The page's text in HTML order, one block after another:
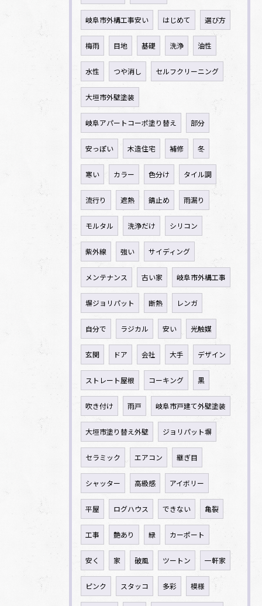
岐阜市外構工事安い はじめて 選び方
梅雨 目地 基礎 洗浄 油性
水性 つや消し セルフクリーニング
大垣市外壁塗装
岐阜アパートコーポ塗り替え 部分
安っぽい 木造住宅 補修 冬
寒い カラー 色分け タイル調
流行り 遮熱 錆止め 雨漏り
モルタル 洗浄だけ シリコン
紫外線 強い サイディング
メンテナンス 古い家 岐阜市外構工事
塀ジョリパット 断熱 レンガ
自分で ラジカル 安い 光触媒
玄関 ドア 会社 大手 デザイン
ストレート屋根 コーキング 黒
吹き付け 雨戸 岐阜市戸建て外壁塗装
大垣市塗り替え外壁 ジョリパット塀
セラミック エアコン 継ぎ目
シャッター 高級感 アイボリー
平屋 ログハウス できない 亀裂
工事 艶あり 緑 カーポート
安く 家 破風 ツートン 一軒家
ピンク スタッコ 多彩 模様